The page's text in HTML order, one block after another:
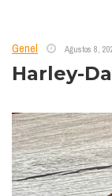
Genel Ağustos 8,
Harley-